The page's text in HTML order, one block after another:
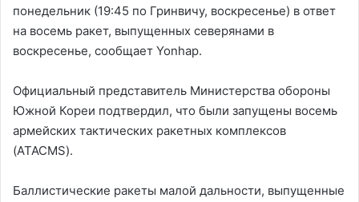
понедельник (19:45 по Гринвичу, воскресенье) в ответ
на восемь ракет, выпущенных северянами в
воскресенье, сообщает Yonhap.
Официальный представитель Министерства обороны
Южной Кореи подтвердил, что были запущены восемь
армейских тактических ракетных комплексов
(ATACMS).
Баллистические ракеты малой дальности, выпущенные